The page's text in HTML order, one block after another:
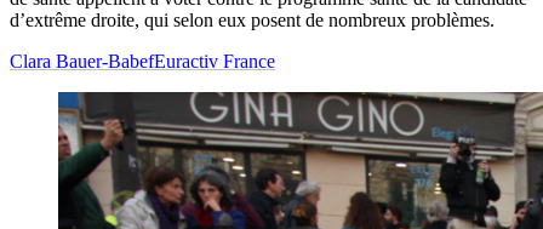
d’extrême droite, qui selon eux posent de nombreux problèmes.
Clara Bauer-BabefEuractiv France